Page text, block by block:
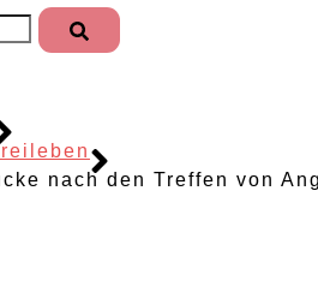
nach den Treffen von